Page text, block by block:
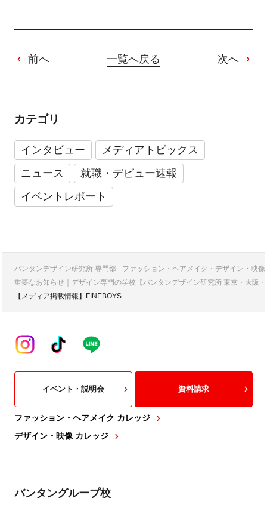
前へ 一覧へ戻る 次へ
カテゴリ
インタビュー
メディアトピックス
ニュース
就職・デビュー速報
イベントレポート
バンタンデザイン研究所 専門部 - ファッション・ヘアメイク・デザイン・映
重要なお知らせ｜デザイン専門の学校【バンタンデザイン研究所 東京・大阪
【メディア掲載情報】FINEBOYS
ファッション・ヘアメイク カレッジ
デザイン・映像 カレッジ
イベント・説明会 資料請求
バンタングループ校